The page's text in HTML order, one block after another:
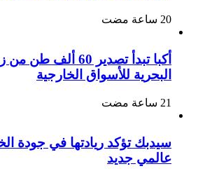
أكبا تبدأ تصدير 60
البحرية للأسواق الخارجية
سيدبك تؤكد ريادتها في جودة
عالمي جديد